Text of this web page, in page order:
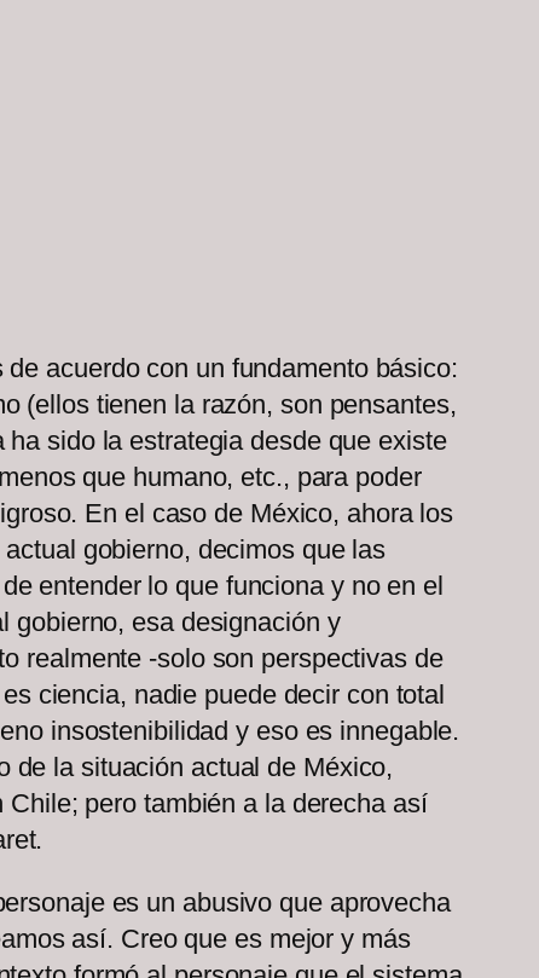
acuerdo con un fundamento básico:
(ellos tienen la razón, son pensantes,
sido la estrategia desde que existe
que humano, etc., para poder
En el caso de México, ahora los
gobierno, decimos que las
entender lo que funciona y no en el
gobierno, esa designación y
realmente -solo son perspectivas de
ciencia, nadie puede decir con total
insostenibilidad y eso es innegable.
de la situación actual de México,
pero también a la derecha así
es un abusivo que aprovecha
así. Creo que es mejor y más